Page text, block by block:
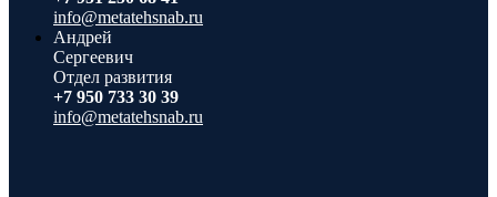
info@metatehsnab.ru
Андрей
Сергеевич
Отдел развития
+7 950 733 30 39
info@metatehsnab.ru